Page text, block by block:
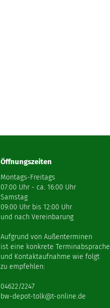
Öffnungszeiten
Montags-Freitags
07:00 Uhr - ca. 16:00 Uhr
Samstag
09:00 Uhr bis 12:00 Uhr
und nach Vereinbarung
Aufgrund von Außenterminen
ist eine konkrete Terminabsprache
und Kontaktaufnahme wie folgt
zu empfehlen:
04622/2247
bw-depot-tolk@t-online.de